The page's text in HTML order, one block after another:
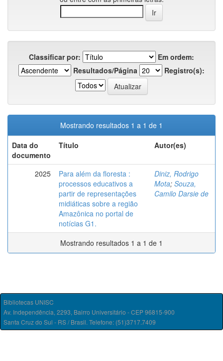
Classificar por:
Em ordem:
Resultados/Página
Registro(s):
Mostrando resultados 1 a 1 de 1
Data do
documento
Título Autor(es)
2025
Para além da floresta :
processos educativos a
partir de representações
midiáticas sobre a região
Amazônica no portal de
notícias G1.
Diniz, Rodrigo
Mota; Souza,
Camilo Darsie de
Mostrando resultados 1 a 1 de 1
Bibliotecas UNISC
Av. Independência, 2293, Bairro Universitário - CEP 96815-900
Santa Cruz do Sul - RS / Brasil. Telefone: (51)3717.7409